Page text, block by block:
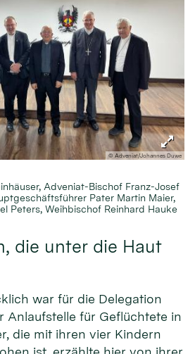
© Adveniat/Johannes Duwe
Adveniat-Bischof Franz-Josef
Pater Martin Maier,
Peters, Weihbischof Reinhard Hauke
die unter die Haut
war für die Delegation
Anlaufstelle für Geflüchtete in
die mit ihren vier Kindern